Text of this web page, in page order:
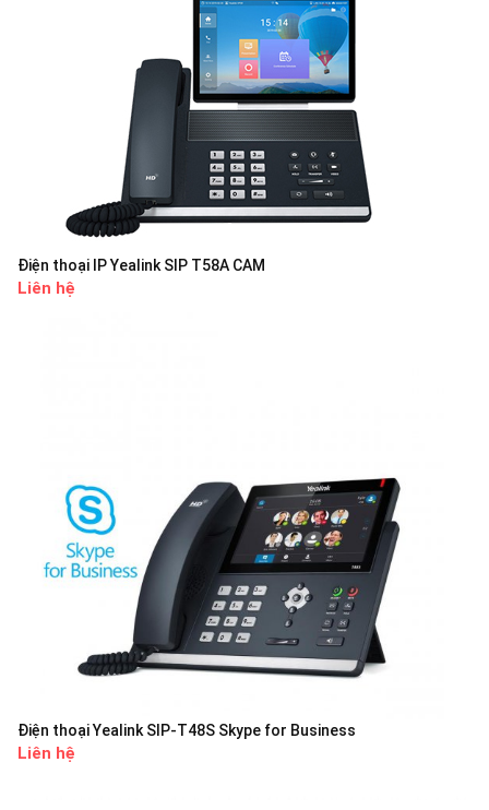
Điện thoại IP Yealink SIP T58A CAM
Liên hệ
Điện thoại Yealink SIP-T48S Skype for Business
Liên hệ